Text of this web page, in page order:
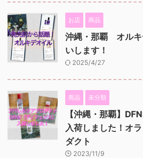
お店 商品
沖縄・那覇 オル
いします！
2025/4/27
商品 未分類
【沖縄・那覇】
入荷しました！オ
ダクト
2023/11/9